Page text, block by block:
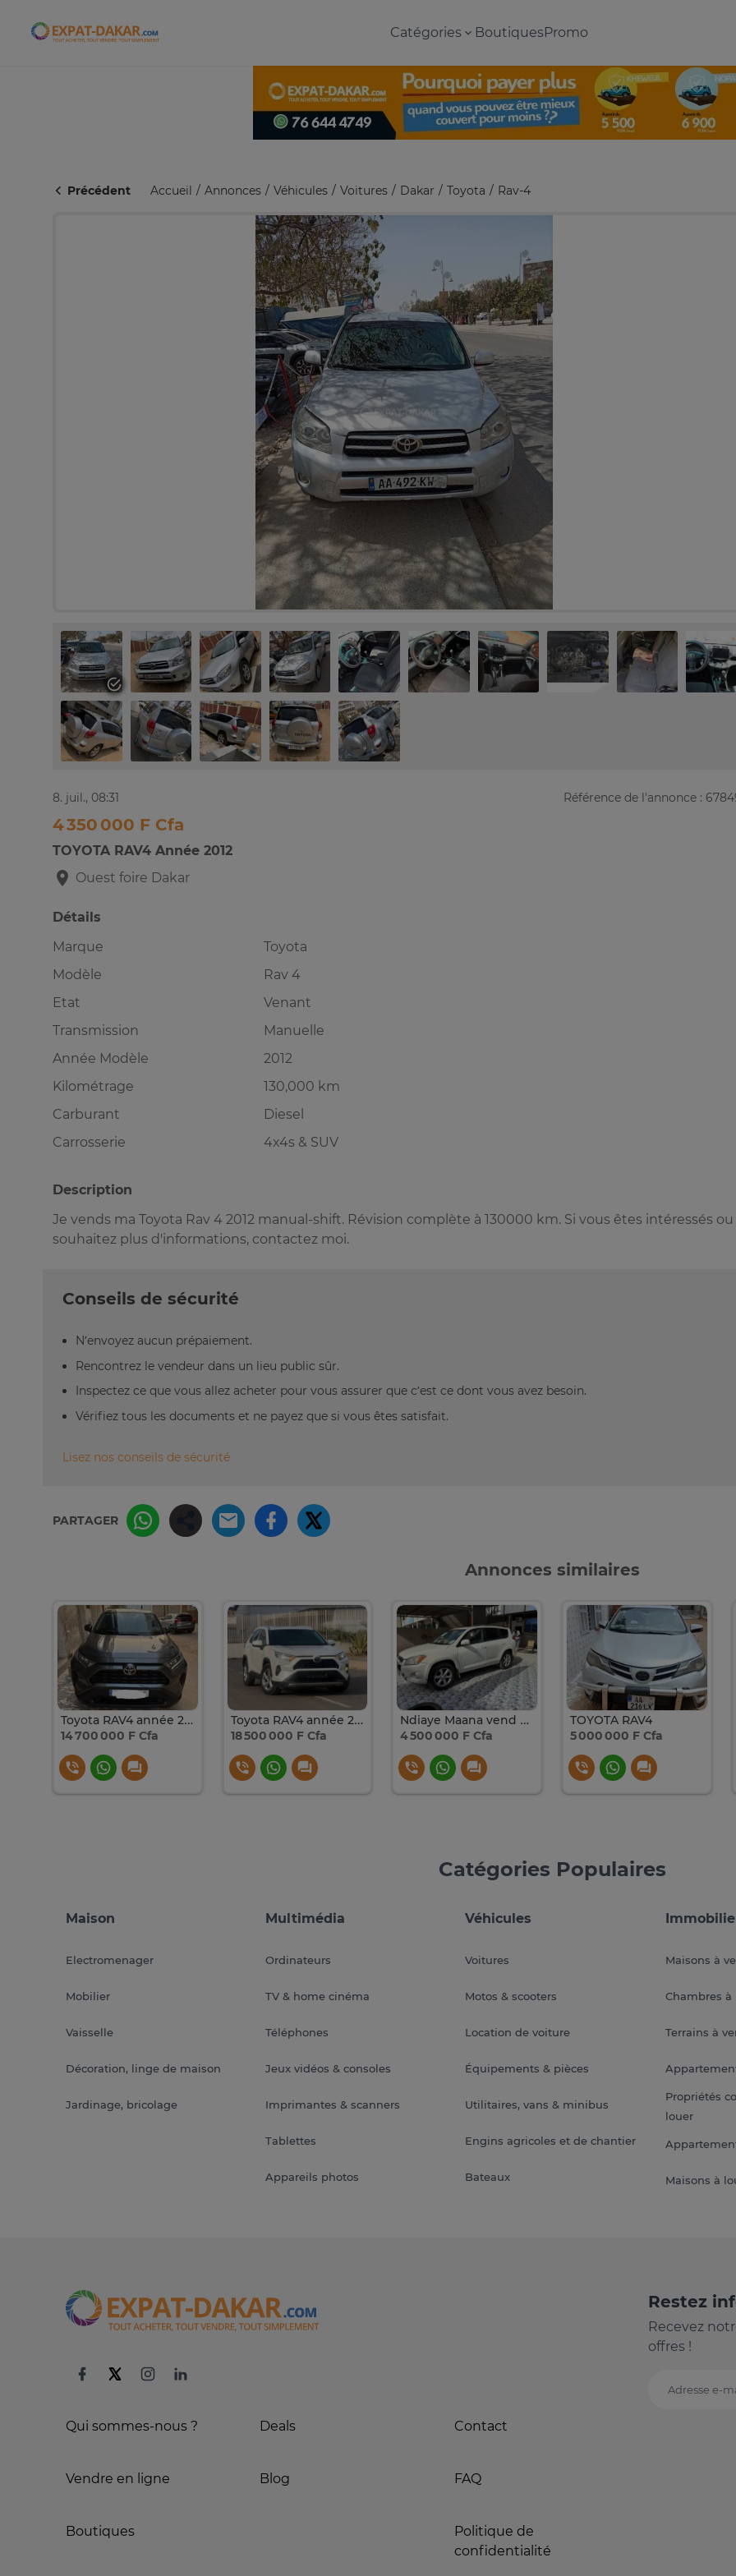
Expat-Dakar Catégories BoutiquesPromo
Précédent Accueil Annonces Véhicules Voitures Dakar Toyota Rav-4
8. juil., 08:31 Référence de l'annonce :
4 350 000 F Cfa
TOYOTA RAV4 Année 2012
Ouest foire Dakar
Détails
Marque
Toyota
Modèle
Rav 4
Etat
Venant
Transmission
Manuelle
Année Modèle
2012
Kilométrage
130,000 km
Carburant
Diesel
Carrosserie
4x4s & SUV
Description
Je vends ma Toyota Rav 4 2012 manual-shift. Révision complète à 130000 km. Si vous êtes intéressés ou
souhaitez plus d'informations, contactez moi.
Conseils de sécurité
N’envoyez aucun prépaiement.
Rencontrez le vendeur dans un lieu public sûr.
Inspectez ce que vous allez acheter pour vous assurer que c’est ce dont vous avez besoin.
Vérifiez tous les documents et ne payez que si vous êtes satisfait.
Lisez nos conseils de sécurité
PARTAGER
Annonces similaires
Toyota RAV4 année 2021
14 700 000 F Cfa
Toyota RAV4 année 2021
18 500 000 F Cfa
Ndiaye Maana vend un véhicule Toyota RAV4 2012
4 500 000 F Cfa
TOYOTA RAV4
5 000 000 F Cfa
Catégories Populaires
Maison
Electromenager
Mobilier
Vaisselle
Décoration, linge de maison
Jardinage, bricolage
Multimédia
Ordinateurs
TV & home cinéma
Téléphones
Jeux vidéos & consoles
Imprimantes & scanners
Tablettes
Appareils photos
Véhicules
Voitures
Motos & scooters
Location de voiture
Équipements & pièces
Utilitaires, vans & minibus
Engins agricoles et de chantier
Bateaux
Maisons à
Chambres à
Terrains à
Propriétés
louer
Maisons à
Qui sommes-nous ?
Vendre en ligne
Boutiques
Deals
Blog
Contact
FAQ
Politique de
confidentialité
Restez
Recevez
offres !
Adresse e-